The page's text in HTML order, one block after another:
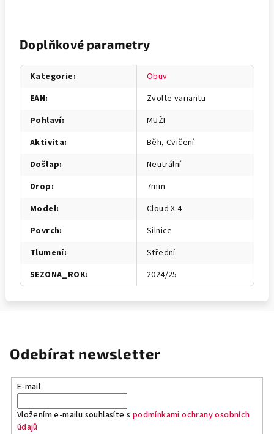
Doplňkové parametry
Kategorie:
Obuv
EAN:
Zvolte variantu
Pohlaví:
MUŽI
Aktivita:
Běh, Cvičení
Došlap:
Neutrální
Drop:
7mm
Model:
Cloud X 4
Povrch:
Silnice
Tlumení:
Střední
SEZONA_ROK: 2024/25
Odebírat newsletter
E-mail
Vložením e-mailu souhlasíte s podmínkami ochrany osobních
údajů